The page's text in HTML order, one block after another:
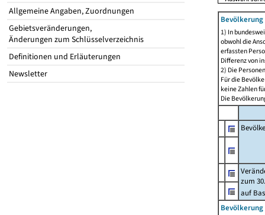
Allgemeine Angaben, Zuordnungen
Gebietsveränderungen,
Änderungen zum Schlüsselverzeichnis
Definitionen und Erläuterungen
Newsletter
1) In
obwohl die
erfassten
Differenz von
2) Die
Für die
keine Zahlen
Die
zum
auf
Bevölkerung